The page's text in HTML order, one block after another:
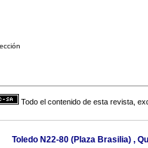
Todo el contenido de esta revista,
Toledo N22-80 (Plaza Brasilia) ,